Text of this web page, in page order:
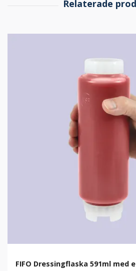
FIFO Dressingflaska 591ml